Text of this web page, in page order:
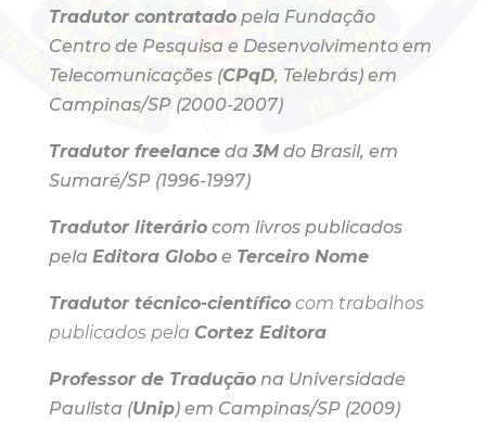
Tradutor contratadopela Fundação
Centro de Pesquisa e Desenvolvimento em
Telecomunicações (CPqD, Telebrás) em
Campinas/SP (2000-2007)
Tradutor freelanceda3Mdo Brasil, em
Sumaré/SP (1996-1997)
Tradutor literáriocom livros publicados
pela Editora Globoe Terceiro Nome
Tradutor técnico-científicocom trabalhos
publicados pela Cortez Editora
Professor de Traduçãona Universidade
Paulista (Unip) em Campinas/SP (2009)